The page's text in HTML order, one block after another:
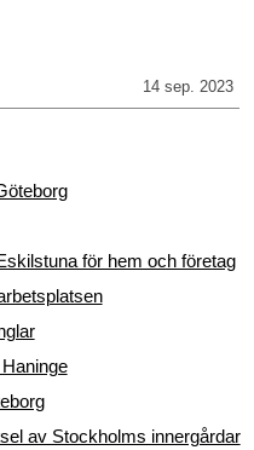
14 sep. 2023
för hem och företag
av Stockholms innergårdar